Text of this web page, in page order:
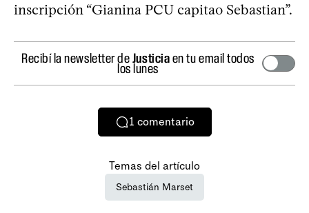
inscripción “Gianina PCU capitao Sebastian”.
Recibí la newsletter deJusticiaen tu email todos
los lunes
1 comentario
Temas del artículo
Sebastián Marset